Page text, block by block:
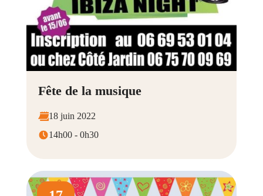
Fête de la musique
18 juin 2022
14h00 - 0h30